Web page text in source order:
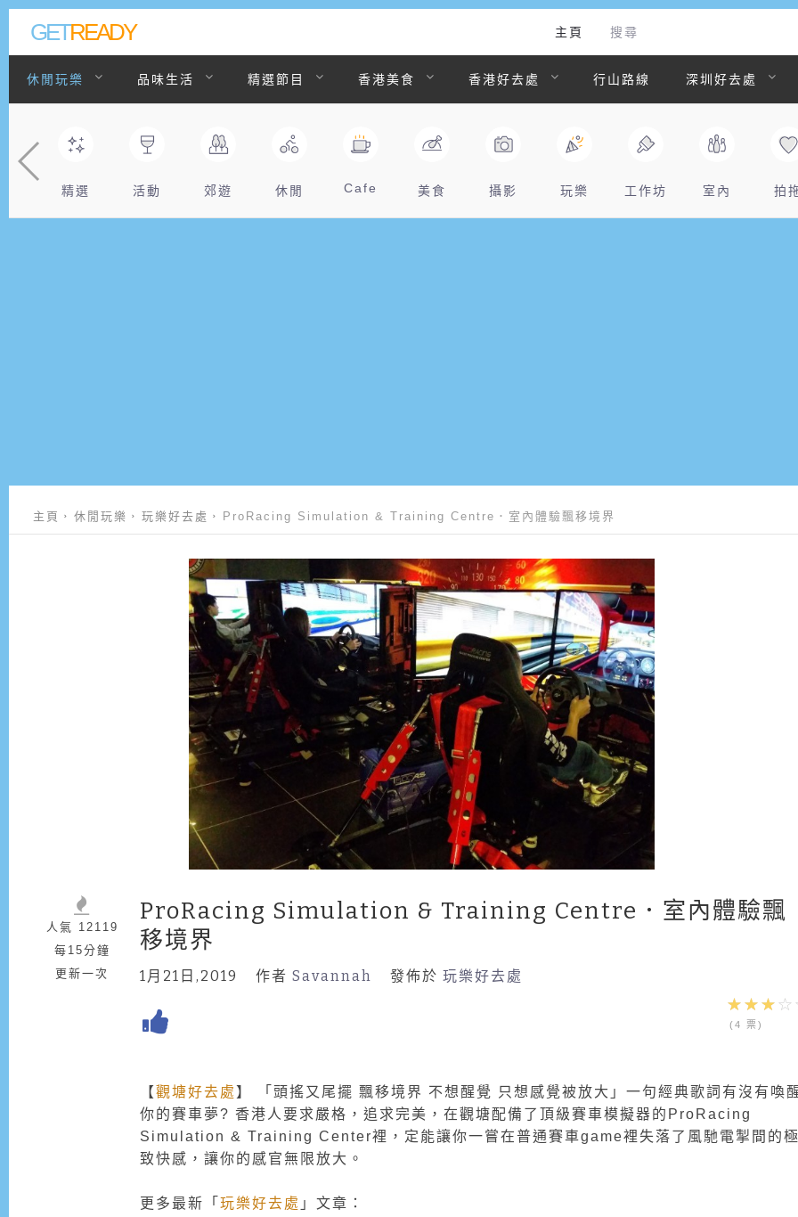
GETREADY 主頁 搜尋
休閒玩樂 品味生活 精選節目 香港美食 香港好去處 行山路線 深圳好去處
精選 活動 郊遊 休閒 Cafe 美食 攝影 玩樂 工作坊 室內 拍
主頁 休閒玩樂 玩樂好去處 ProRacing Simulation & Training Centre．室內體驗飄移境界
ProRacing Simulation & Training Centre．室內體驗飄
移境界
1月21日,2019 作者 Savannah 發佈於 玩樂好去處
(4 票)
【觀塘好去處 】 「頭搖又尾擺 飄移境界 不想醒覺 只想感覺被放大」一句經典歌詞有沒有喚
你的賽車夢? 香港人要求嚴格，追求完美，在觀塘配備了頂級賽車模擬器的ProRacing
Simulation & Training Center裡，定能讓你一嘗在普通賽車game裡失落了風馳電掣間的
致快感，讓你的感官無限放大。
更多最新「 玩樂好去處 」文章：
人氣 12119
每15分鐘
更新一次